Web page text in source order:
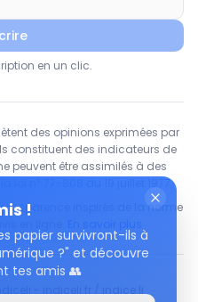
!
papier survivront-ils à
?" et découvre
tes amis 👥
en un clic.
des opinions exprimées par
constituent des indicateurs de
peuvent être assimilés à des
loi n° 77-808 du 19 juillet 1977.
inspirés de la norme
en ligne.
En savoir plus